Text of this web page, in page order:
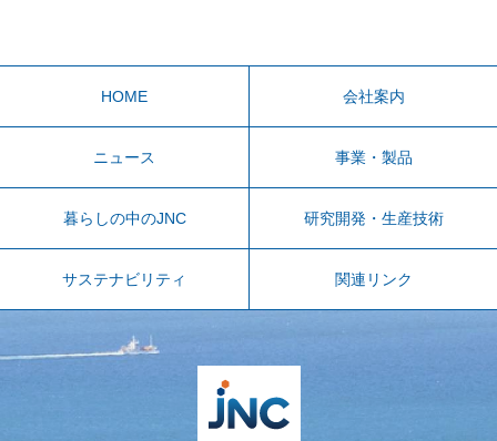
HOME 会社案内
ニュース 事業・製品
暮らしの中のJNC 研究開発・生産技術
サステナビリティ 関連リンク